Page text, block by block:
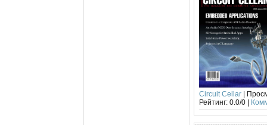
Circuit Cellar |
Рейтинг: 0.0/0 |